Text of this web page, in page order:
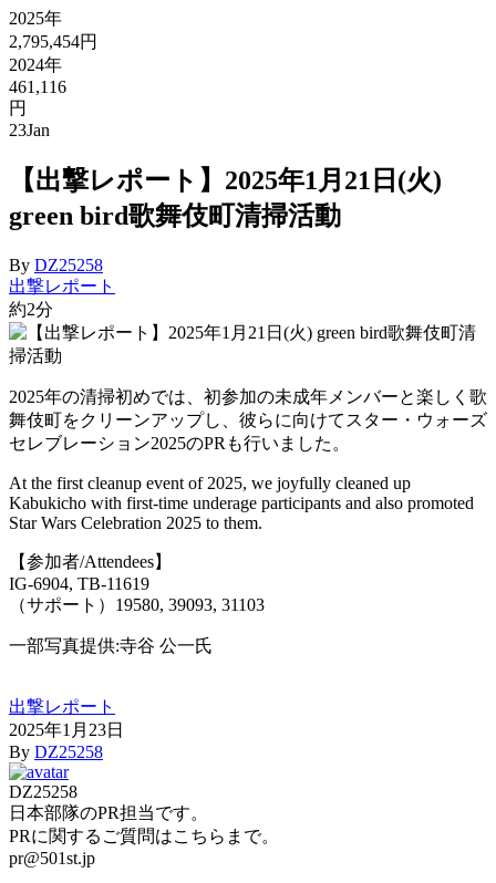
2025年
2,795,454円
2024年
461,116
円
23Jan
【出撃レポート】2025年1月21日(火)
green bird歌舞伎町清掃活動
By DZ25258
出撃レポート
約2分
2025年の清掃初めでは、初参加の未成年メンバーと楽しく歌
舞伎町をクリーンアップし、彼らに向けてスター・ウォーズ
セレブレーション2025のPRも行いました。
At the first cleanup event of 2025, we joyfully cleaned up
Kabukicho with first-time underage participants and also promoted
Star Wars Celebration 2025 to them.
【参加者/Attendees】
IG-6904, TB-11619
（サポート）19580, 39093, 31103
一部写真提供:寺谷 公一氏
出撃レポート
2025年1月23日
By DZ25258
DZ25258
日本部隊のPR担当です。
PRに関するご質問はこちらまで。
pr@501st.jp